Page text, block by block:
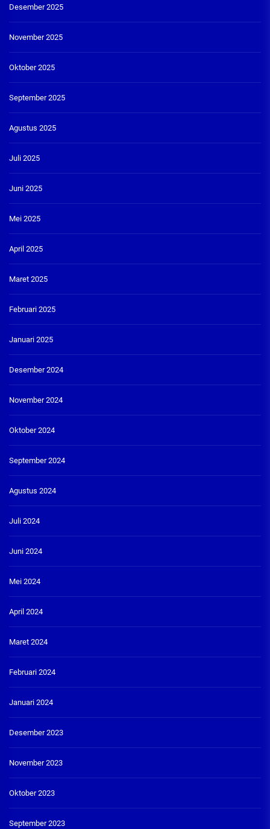
Desember 2025
November 2025
Oktober 2025
September 2025
Agustus 2025
Juli 2025
Juni 2025
Mei 2025
April 2025
Maret 2025
Februari 2025
Januari 2025
Desember 2024
November 2024
Oktober 2024
September 2024
Agustus 2024
Juli 2024
Juni 2024
Mei 2024
April 2024
Maret 2024
Februari 2024
Januari 2024
Desember 2023
November 2023
Oktober 2023
September 2023